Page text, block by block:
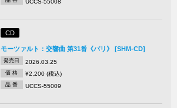
UCCS-55008
CD
モーツァルト：交響曲 第31番《パリ》 [SHM-CD]
発売日 2026.03.25
価 格 ¥2,200 (税込)
品 番 UCCS-55009